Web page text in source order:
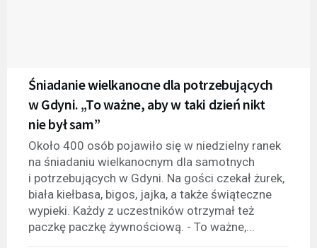
Śniadanie wielkanocne dla potrzebujących
w Gdyni. „To ważne, aby w taki dzień nikt
nie był sam”
Około 400 osób pojawiło się w niedzielny ranek
na śniadaniu wielkanocnym dla samotnych
i potrzebujących w Gdyni. Na gości czekał żurek,
biała kiełbasa, bigos, jajka, a także świąteczne
wypieki. Każdy z uczestników otrzymał też
paczkę paczkę żywnościową. - To ważne,...